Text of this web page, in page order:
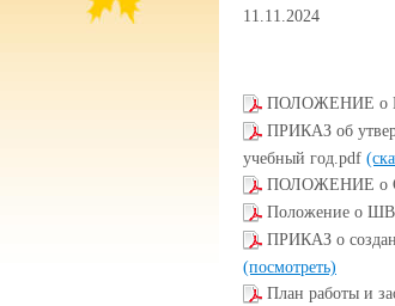
11.11.2024
ПОЛОЖЕНИЕ о
ПРИКАЗ об
учебный год.pdf
ПОЛОЖЕНИЕ о
Положение о
ПРИКАЗ о
(посмотреть)
План работы и